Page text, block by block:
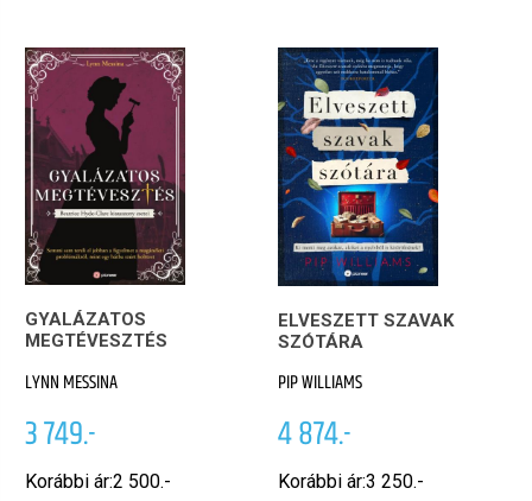
GYALÁZATOS
MEGTÉVESZTÉS
LYNN MESSINA
3 749.-
Korábbi ár:2 500.-
ELVESZETT SZAVAK
SZÓTÁRA
PIP WILLIAMS
4 874.-
Korábbi ár:3 250.-